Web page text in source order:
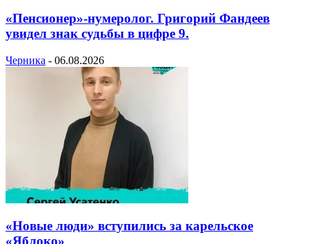
«Пенсионер»-нумеролог. Григорий Фандеев
увидел знак судьбы в цифре 9.
Черника - 06.08.2026
«Новые люди» вступились за карельское